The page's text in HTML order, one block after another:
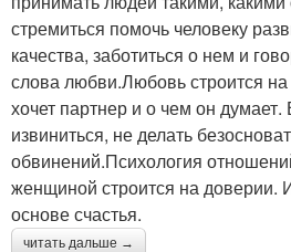
Семейные отношения
Отношения между
людьми
стремиться помочь человеку
качества, заботиться о нем и
слова любви.Любовь строится
хочет партнер и о чем он
извиниться, не делать
обвинений.Психология
женщиной строится на доверии.
основе счастья.
читать дальше →